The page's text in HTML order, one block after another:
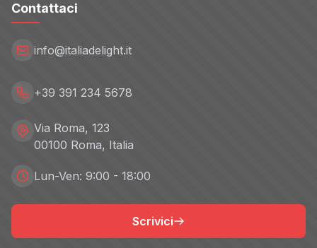
Contattaci
info@italiadelight.it
+39 391 234 5678
Via Roma, 123
00100 Roma, Italia
Lun-Ven: 9:00 - 18:00
Scrivici